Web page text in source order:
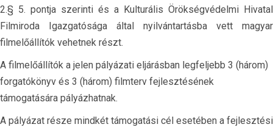
2.§ 5. pontja szerinti és a Kulturális Örökségvédelmi Hivatal
Filmiroda Igazgatósága által nyilvántartásba vett magyar
filmelőállítók vehetnek részt.
A filmelőállítók a jelen pályázati eljárásban legfeljebb 3 (három)
forgatókönyv és 3 (három) filmterv fejlesztésének
támogatására pályázhatnak.
A pályázat része mindkét támogatási cél esetében a fejlesztési